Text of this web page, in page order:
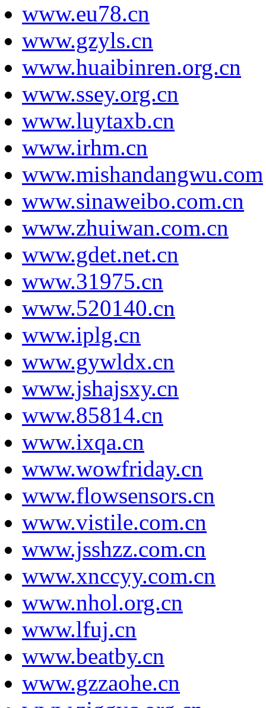
www.eu78.cn
www.gzyls.cn
www.huaibinren.org.cn
www.ssey.org.cn
www.luytaxb.cn
www.irhm.cn
www.mishandangwu.com
www.sinaweibo.com.cn
www.zhuiwan.com.cn
www.gdet.net.cn
www.31975.cn
www.520140.cn
www.iplg.cn
www.gywldx.cn
www.jshajsxy.cn
www.85814.cn
www.ixqa.cn
www.wowfriday.cn
www.flowsensors.cn
www.vistile.com.cn
www.jsshzz.com.cn
www.xnccyy.com.cn
www.nhol.org.cn
www.lfuj.cn
www.beatby.cn
www.gzzaohe.cn